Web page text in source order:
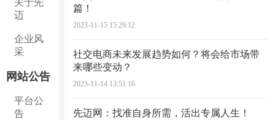
迈
企业风
采
网站公告
平台公
告
篇！
2023-11-15 15:29:12
社交电商未来发展趋势如何？将会给市场带
来哪些变动？
2023-11-14 13:51:16
先迈网：找准自身所需，活出专属人生！